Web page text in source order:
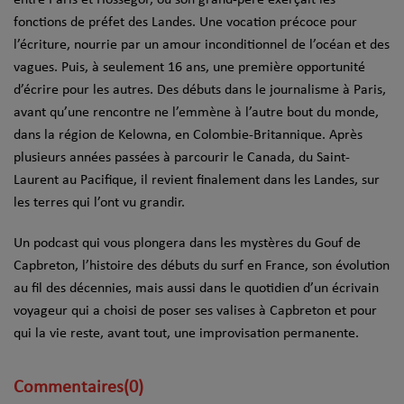
fonctions de préfet des Landes. Une vocation précoce pour
l’écriture, nourrie par un amour inconditionnel de l’océan et des
vagues. Puis, à seulement 16 ans, une première opportunité
d’écrire pour les autres. Des débuts dans le journalisme à Paris,
avant qu’une rencontre ne l’emmène à l’autre bout du monde,
dans la région de Kelowna, en Colombie-Britannique. Après
plusieurs années passées à parcourir le Canada, du Saint-
Laurent au Pacifique, il revient finalement dans les Landes, sur
les terres qui l’ont vu grandir.
Un podcast qui vous plongera dans les mystères du Gouf de
Capbreton, l’histoire des débuts du surf en France, son évolution
au fil des décennies, mais aussi dans le quotidien d’un écrivain
voyageur qui a choisi de poser ses valises à Capbreton et pour
qui la vie reste, avant tout, une improvisation permanente.
Commentaires(0)